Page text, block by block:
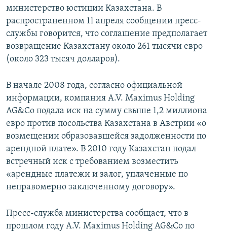
министерство юстиции Казахстана. В
распространенном 11 апреля сообщении пресс-
службы говорится, что соглашение предполагает
возвращение Казахстану около 261 тысячи евро
(около 323 тысяч долларов).
В начале 2008 года, согласно официальной
информации, компания A.V. Maximus Holding
AG&Со подала иск на сумму свыше 1,2 миллиона
евро против посольства Казахстана в Австрии «о
возмещении образовавшейся задолженности по
арендной плате». В 2010 году Казахстан подал
встречный иск с требованием возместить
«арендные платежи и залог, уплаченные по
неправомерно заключенному договору».
Пресс-служба министерства сообщает, что в
прошлом году A.V. Maximus Holding AG&Со по